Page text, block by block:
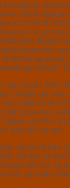
det belgiske
Den Kongelige
af EUGEN
haft så perfekt
dirigent
fungerende
følelser og ønsket
heltinde
sin roman i 1825-
Onegin, der som
forstå når der til
Ilitj Tjajkovskij
og det er ud
i både lyst og nød.
og den danske
når hun op mod
står fast, og
ned, og tilføjer